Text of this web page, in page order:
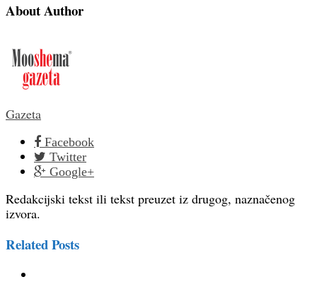
About Author
Gazeta
Facebook
Twitter
Google+
Redakcijski tekst ili tekst preuzet iz drugog, naznačenog
izvora.
Related Posts